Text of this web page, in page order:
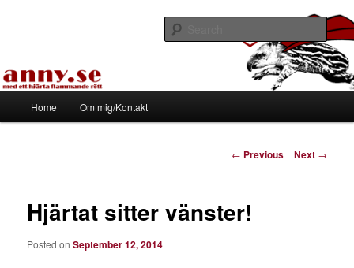
Tapirhen
Home Om mig/Kontakt
Post
← Previous Next →
Hjärtat sitter vänster!
Posted onSeptember 12, 2014